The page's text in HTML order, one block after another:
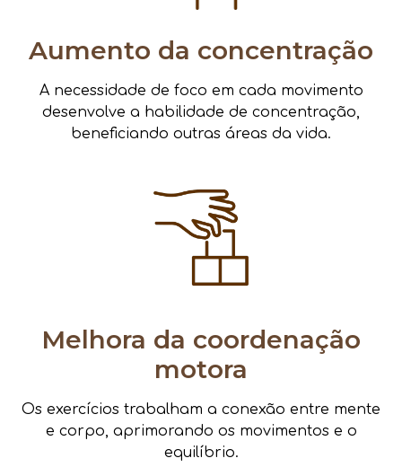
Aumento da concentração
A necessidade de foco em cada movimento
desenvolve a habilidade de concentração,
beneficiando outras áreas da vida.
Melhora da coordenação
motora
Os exercícios trabalham a conexão entre mente
e corpo, aprimorando os movimentos e o
equilíbrio.